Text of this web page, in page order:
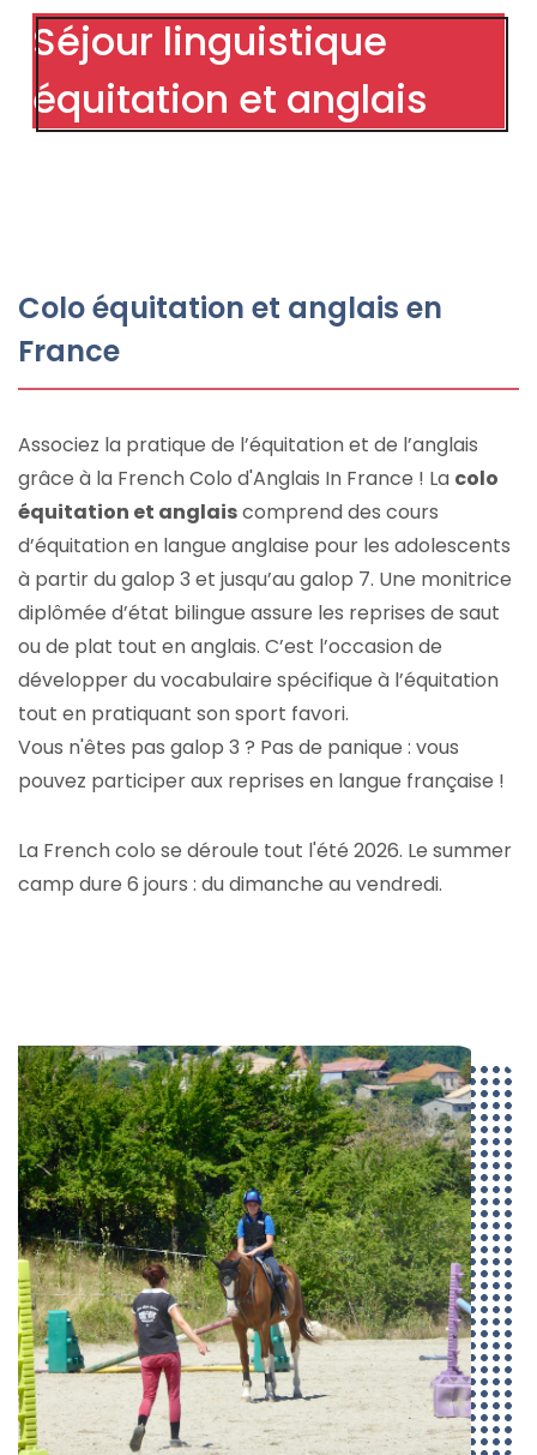
Séjour linguistique
équitation et anglais
Colo équitation et anglais en
France
Associez la pratique de l’équitation et de l’anglais
grâce à la French Colo d'Anglais In France ! La colo
équitation et anglaiscomprend des cours
d’équitation en langue anglaise pour les adolescents
à partir du galop 3 et jusqu’au galop 7. Une monitrice
diplômée d’état bilingue assure les reprises de saut
ou de plat tout en anglais. C’est l’occasion de
développer du vocabulaire spécifique à l’équitation
tout en pratiquant son sport favori.
Vous n'êtes pas galop 3 ? Pas de panique : vous
pouvez participer aux reprises en langue française !
La French colo se déroule tout l'été 2026. Le summer
camp dure 6 jours : du dimanche au vendredi.